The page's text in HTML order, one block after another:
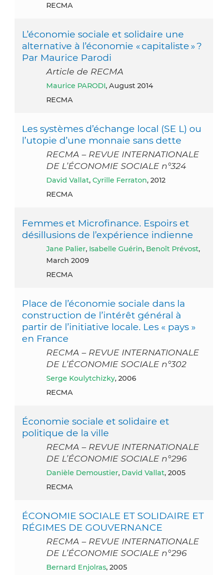
RECMA
L’économie sociale et solidaire une
alternative à l’économie « capitaliste » ?
Par Maurice Parodi
Article de RECMA
Maurice PARODI, August 2014
RECMA
Les systèmes d’échange local (SE L) ou
l’utopie d’une monnaie sans dette
RECMA – REVUE INTERNATIONALE
DE L’ÉCONOMIE SOCIALE n°324
David Vallat, Cyrille Ferraton, 2012
RECMA
Femmes et Microfinance. Espoirs et
désillusions de l’expérience indienne
Jane Palier, Isabelle Guérin, Benoît Prévost,
March 2009
RECMA
Place de l’économie sociale dans la
construction de l’intérêt général à
partir de l’initiative locale. Les « pays »
en France
RECMA – REVUE INTERNATIONALE
DE L’ÉCONOMIE SOCIALE n°302
Serge Koulytchizky, 2006
RECMA
Économie sociale et solidaire et
politique de la ville
RECMA – REVUE INTERNATIONALE
DE L’ÉCONOMIE SOCIALE n°296
Danièle Demoustier, David Vallat, 2005
RECMA
ÉCONOMIE SOCIALE ET SOLIDAIRE ET
RÉGIMES DE GOUVERNANCE
RECMA – REVUE INTERNATIONALE
DE L’ÉCONOMIE SOCIALE n°296
Bernard Enjolras, 2005